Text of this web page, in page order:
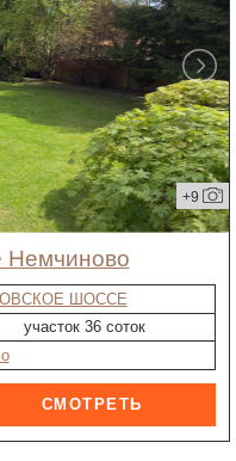
+9
Немчиново
ШОССЕ
участок 36 соток